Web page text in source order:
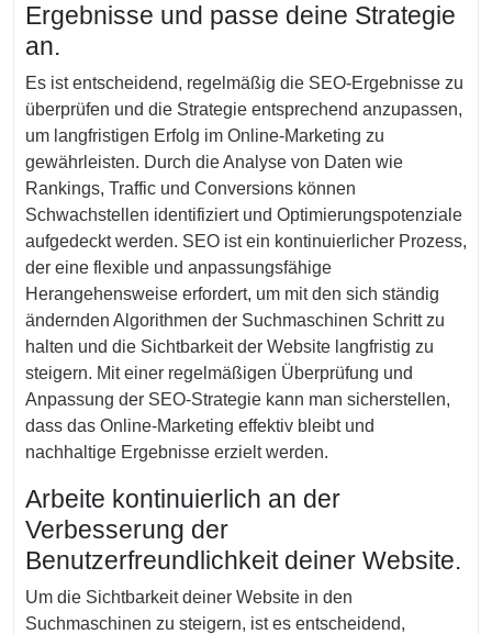
Ergebnisse und passe deine Strategie
an.
Es ist entscheidend, regelmäßig die SEO-Ergebnisse zu
überprüfen und die Strategie entsprechend anzupassen,
um langfristigen Erfolg im Online-Marketing zu
gewährleisten. Durch die Analyse von Daten wie
Rankings, Traffic und Conversions können
Schwachstellen identifiziert und Optimierungspotenziale
aufgedeckt werden. SEO ist ein kontinuierlicher Prozess,
der eine flexible und anpassungsfähige
Herangehensweise erfordert, um mit den sich ständig
ändernden Algorithmen der Suchmaschinen Schritt zu
halten und die Sichtbarkeit der Website langfristig zu
steigern. Mit einer regelmäßigen Überprüfung und
Anpassung der SEO-Strategie kann man sicherstellen,
dass das Online-Marketing effektiv bleibt und
nachhaltige Ergebnisse erzielt werden.
Arbeite kontinuierlich an der
Verbesserung der
Benutzerfreundlichkeit deiner Website.
Um die Sichtbarkeit deiner Website in den
Suchmaschinen zu steigern, ist es entscheidend,